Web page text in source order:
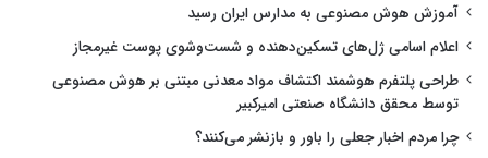
آموزش هوش مصنوعی به مدارس ایران رسید
اعلام اسامی ژل‌های تسکین‌دهنده و شست‌وشوی پوست غیرمجاز
طراحی پلتفرم هوشمند اکتشاف مواد معدنی مبتنی بر هوش مصنوعی
توسط محقق دانشگاه صنعتی امیرکبیر
چرا مردم اخبار جعلی را باور و بازنشر می‌کنند؟